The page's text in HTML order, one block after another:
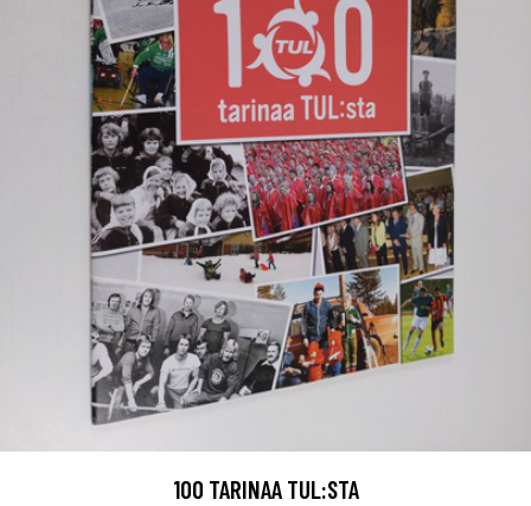
100 TARINAA TUL:STA